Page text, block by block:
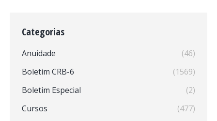
Categorias
Anuidade
(46)
Boletim CRB-6
(1569)
Boletim Especial
(2)
Cursos
(477)